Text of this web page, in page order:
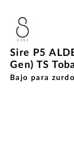
Sire P5
Gen) TS
Bajo para